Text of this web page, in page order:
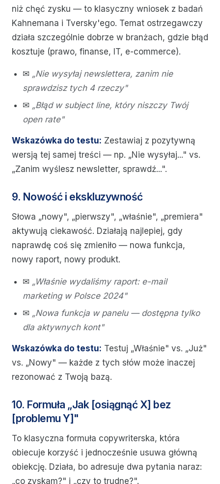
niż chęć zysku — to klasyczny wniosek z badań
Kahnemana i Tversky'ego. Temat ostrzegawczy
działa szczególnie dobrze w branżach, gdzie błąd
kosztuje (prawo, finanse, IT, e-commerce).
✉ „Nie wysyłaj newslettera, zanim nie
sprawdzisz tych 4 rzeczy"
✉ „Błąd w subject line, który niszczy Twój
open rate"
Wskazówka do testu: Zestawiaj z pozytywną
wersją tej samej treści — np. „Nie wysyłaj..." vs.
„Zanim wyślesz newsletter, sprawdź...".
9. Nowość i ekskluzywność
Słowa „nowy", „pierwszy", „właśnie", „premiera"
aktywują ciekawość. Działają najlepiej, gdy
naprawdę coś się zmieniło — nowa funkcja,
nowy raport, nowy produkt.
✉ „Właśnie wydaliśmy raport: e-mail
marketing w Polsce 2024"
✉ „Nowa funkcja w panelu — dostępna tylko
dla aktywnych kont"
Wskazówka do testu: Testuj „Właśnie" vs. „Już"
vs. „Nowy" — każde z tych słów może inaczej
rezonować z Twoją bazą.
10. Formuła „Jak [osiągnąć X] bez
[problemu Y]"
To klasyczna formuła copywriterska, która
obiecuje korzyść i jednocześnie usuwa główną
obiekcję. Działa, bo adresuje dwa pytania naraz:
„co zyskam?" i „czy to trudne?".